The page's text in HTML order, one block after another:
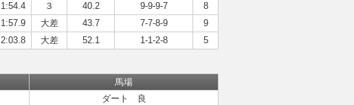
1:54.4 ３ 40.2 9-9-9-7
8
1:57.9 大差 43.7 7-7-8-9
9
2:03.8 大差 52.1 1-1-2-8 5
馬場
ダート 良